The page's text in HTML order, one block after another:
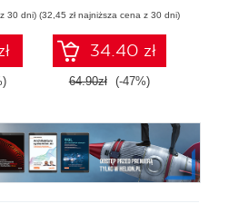
30 dni) (32,45 zł najniższa cena z 30 dni)
34.40 zł
64.90zł (-47%)